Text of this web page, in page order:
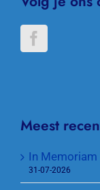
Meest
In Memoriam
31-07-2026